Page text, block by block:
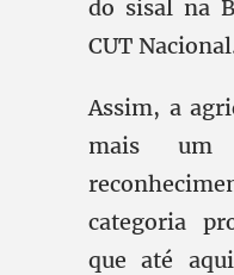
do sisal na
CUT
Assim, a
mais
categoria
que até